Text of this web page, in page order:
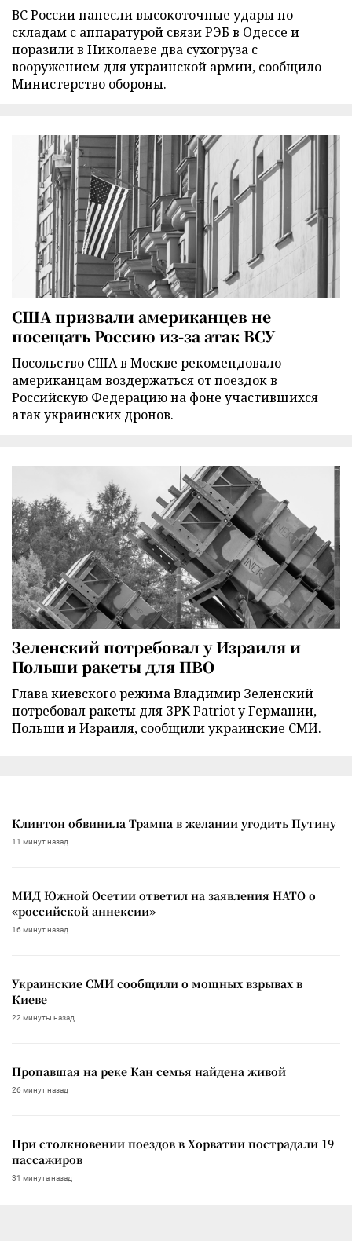
ВС России нанесли высокоточные удары по
складам с аппаратурой связи РЭБ в Одессе и
поразили в Николаеве два сухогруза с
вооружением для украинской армии, сообщило
Министерство обороны.
США призвали американцев не
посещать Россию из-за атак ВСУ
Посольство США в Москве рекомендовало
американцам воздержаться от поездок в
Российскую Федерацию на фоне участившихся
атак украинских дронов.
Зеленский потребовал у Израиля и
Польши ракеты для ПВО
Глава киевского режима Владимир Зеленский
потребовал ракеты для ЗРК Patriot у Германии,
Польши и Израиля, сообщили украинские СМИ.
Клинтон обвинила Трампа в желании угодить Путину
11 минут назад
МИД Южной Осетии ответил на заявления НАТО о
«российской аннексии»
16 минут назад
Украинские СМИ сообщили о мощных взрывах в
Киеве
22 минуты назад
Пропавшая на реке Кан семья найдена живой
26 минут назад
При столкновении поездов в Хорватии пострадали 19
пассажиров
31 минута назад